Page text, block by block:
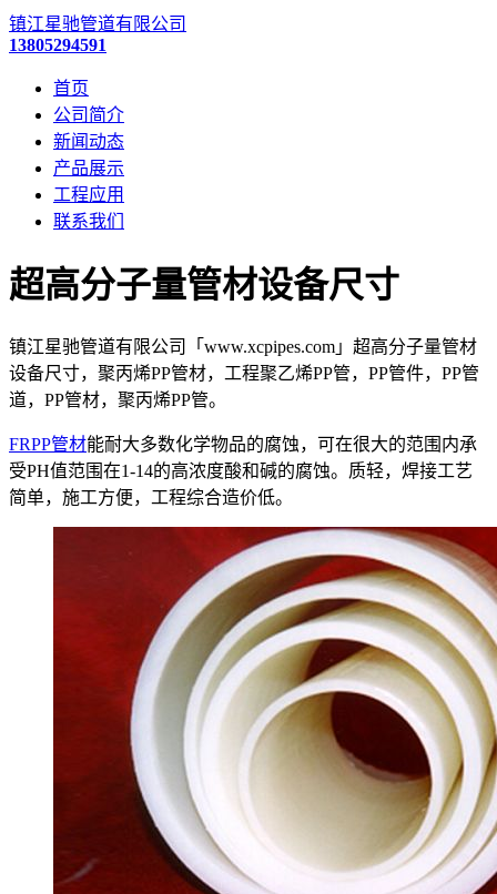
镇江星驰管道有限公司
13805294591
首页
公司简介
新闻动态
产品展示
工程应用
联系我们
超高分子量管材设备尺寸
镇江星驰管道有限公司「www.xcpipes.com」超高分子量管材
设备尺寸，聚丙烯PP管材，工程聚乙烯PP管，PP管件，PP管
道，PP管材，聚丙烯PP管。
FRPP管材能耐大多数化学物品的腐蚀，可在很大的范围内承
受PH值范围在1-14的高浓度酸和碱的腐蚀。质轻，焊接工艺
简单，施工方便，工程综合造价低。